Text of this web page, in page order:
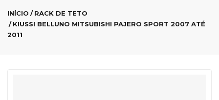
INÍCIO
RACK DE TETO
KIUSSI BELLUNO MITSUBISHI PAJERO SPORT 2007 ATÉ
2011